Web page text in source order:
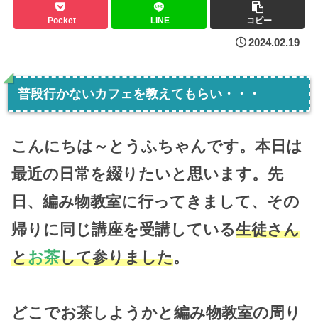
Pocket LINE コピー
2024.02.19
普段行かないカフェを教えてもらい・・・
こんにちは～とうふちゃんです。本日は
最近の日常を綴りたいと思います。先
日、編み物教室に行ってきまして、その
帰りに同じ講座を受講している生徒さん
とお茶して参りました。
どこでお茶しようかと編み物教室の周り